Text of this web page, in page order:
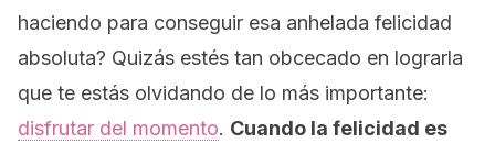
haciendo para conseguir esa anhelada felicidad
absoluta? Quizás estés tan obcecado en lograrla
que te estás olvidando de lo más importante:
disfrutar del momento. Cuando la felicidad es